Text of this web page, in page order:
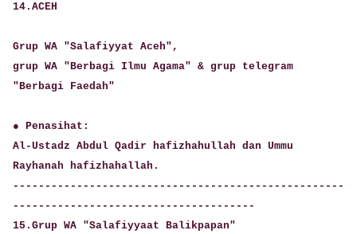
14.ACEH
Grup WA "Salafiyyat Aceh",
grup WA "Berbagi Ilmu Agama" & grup telegram
"Berbagi Faedah"
● Penasihat:
Al-Ustadz Abdul Qadir hafizhahullah dan Ummu
Rayhanah hafizhahallah.
----------------------------------------------------
--------------------------------------
15.Grup WA "Salafiyyaat Balikpapan"